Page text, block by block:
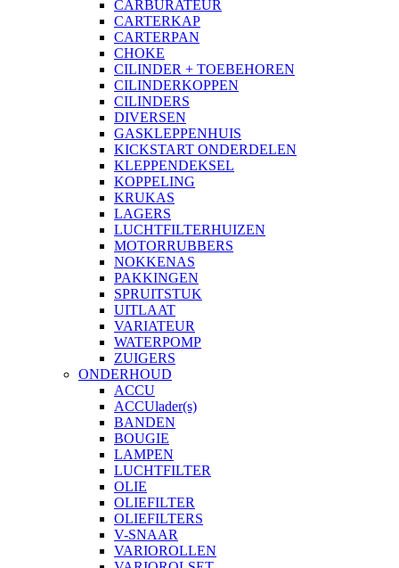
CARBURATEUR
CARTERKAP
CARTERPAN
CHOKE
CILINDER + TOEBEHOREN
CILINDERKOPPEN
CILINDERS
DIVERSEN
GASKLEPPENHUIS
KICKSTART ONDERDELEN
KLEPPENDEKSEL
KOPPELING
KRUKAS
LAGERS
LUCHTFILTERHUIZEN
MOTORRUBBERS
NOKKENAS
PAKKINGEN
SPRUITSTUK
UITLAAT
VARIATEUR
WATERPOMP
ZUIGERS
ONDERHOUD
ACCU
ACCUlader(s)
BANDEN
BOUGIE
LAMPEN
LUCHTFILTER
OLIE
OLIEFILTER
OLIEFILTERS
V-SNAAR
VARIOROLLEN